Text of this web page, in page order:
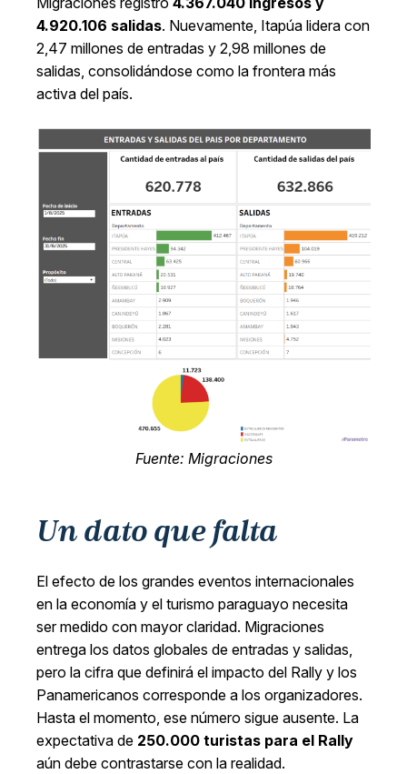
4.920.106 salidas. Nuevamente, Itapúa lidera con
2,47 millones de entradas y 2,98 millones de
salidas, consolidándose como la frontera más
activa del país.
Fuente: Migraciones
Un dato que falta
El efecto de los grandes eventos internacionales
en la economía y el turismo paraguayo necesita
ser medido con mayor claridad. Migraciones
entrega los datos globales de entradas y salidas,
pero la cifra que definirá el impacto del Rally y los
Panamericanos corresponde a los organizadores.
Hasta el momento, ese número sigue ausente. La
expectativa de 250.000 turistas para el Rally
aún debe contrastarse con la realidad.